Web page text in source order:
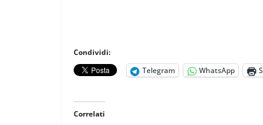
Condividi:
Telegram
WhatsApp
Correlati